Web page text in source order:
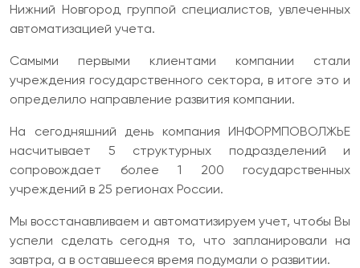
Нижний Новгород группой специалистов, увлеченных
автоматизацией учета.
Самыми первыми клиентами компании стали
учреждения государственного сектора, в итоге это и
определило направление развития компании.
На сегодняшний день компания ИНФОРМПОВОЛЖЬЕ
насчитывает 5 структурных подразделений и
сопровождает более 1 200 государственных
учреждений в 25 регионах России.
Мы восстанавливаем и автоматизируем учет, чтобы Вы
успели сделать сегодня то, что запланировали на
завтра, а в оставшееся время подумали о развитии.